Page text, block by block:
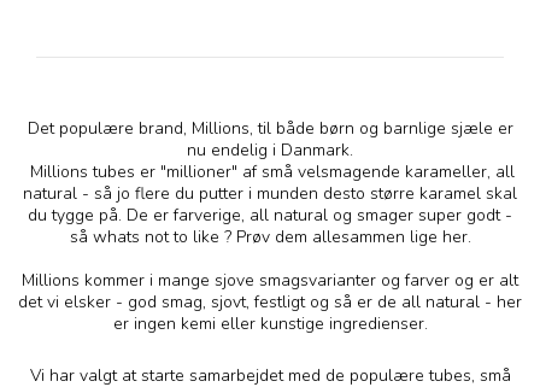
Det populære brand, Millions, til både børn og barnlige sjæle er
nu endelig i Danmark.
Millions tubes er "millioner" af små velsmagende karameller, all
natural - så jo flere du putter i munden desto større karamel skal
du tygge på. De er farverige, all natural og smager super godt -
så whats not to like ? Prøv dem allesammen lige her.
Millions kommer i mange sjove smagsvarianter og farver og er alt
det vi elsker - god smag, sjovt, festligt og så er de all natural - her
er ingen kemi eller kunstige ingredienser.
Vi har valgt at starte samarbejdet med de populære tubes, små